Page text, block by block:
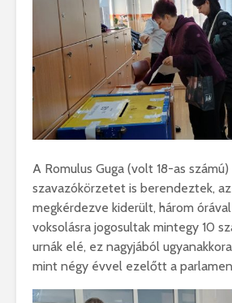
A Romulus Guga (volt 18-as
szavazókörzetet is berendeztek,
megkérdezve kiderült, három
voksolásra jogosultak mintegy 10
urnák elé, ez nagyjából
mint négy évvel ezelőtt a